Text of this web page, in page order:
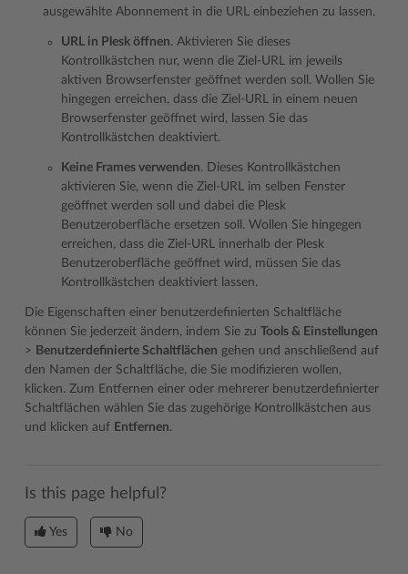
ausgewählte Abonnement in die URL einbeziehen zu lassen.
URL in Plesk öffnen. Aktivieren Sie dieses
Kontrollkästchen nur, wenn die Ziel-URL im jeweils
aktiven Browserfenster geöffnet werden soll. Wollen Sie
hingegen erreichen, dass die Ziel-URL in einem neuen
Browserfenster geöffnet wird, lassen Sie das
Kontrollkästchen deaktiviert.
Keine Frames verwenden. Dieses Kontrollkästchen
aktivieren Sie, wenn die Ziel-URL im selben Fenster
geöffnet werden soll und dabei die Plesk
Benutzeroberfläche ersetzen soll. Wollen Sie hingegen
erreichen, dass die Ziel-URL innerhalb der Plesk
Benutzeroberfläche geöffnet wird, müssen Sie das
Kontrollkästchen deaktiviert lassen.
Die Eigenschaften einer benutzerdefinierten Schaltfläche
können Sie jederzeit ändern, indem Sie zu Tools & Einstellungen
> Benutzerdefinierte Schaltflächen gehen und anschließend auf
den Namen der Schaltfläche, die Sie modifizieren wollen,
klicken. Zum Entfernen einer oder mehrerer benutzerdefinierter
Schaltflächen wählen Sie das zugehörige Kontrollkästchen aus
und klicken auf Entfernen.
Is this page helpful?
Yes No